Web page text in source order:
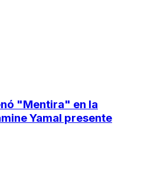
"Mentira" en la
Yamal presente